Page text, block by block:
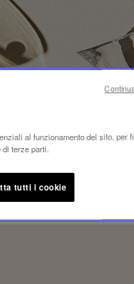
al funzionamento del sito, per
terze parti.
tutti i cookie